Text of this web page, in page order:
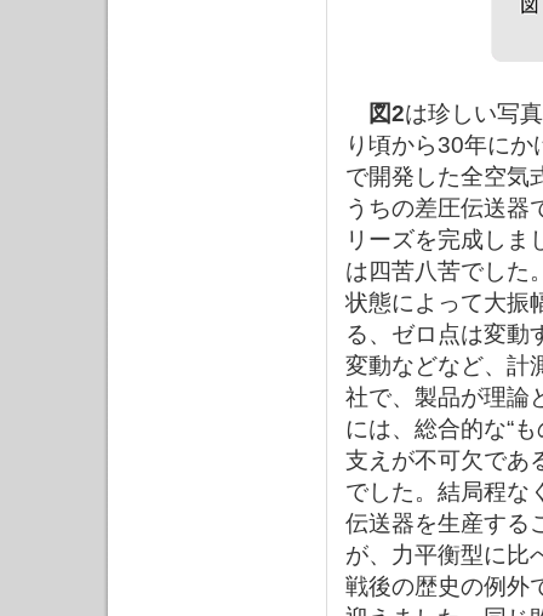
図2は珍しい写
り頃から30年に
で開発した全空気
うちの差圧伝送器
リーズを完成しま
は四苦八苦でした
状態によって大振
る、ゼロ点は変動
変動などなど、計
社で、製品が理論
には、総合的な“
支えが不可欠であ
でした。結局程な
伝送器を生産する
が、力平衡型に比
戦後の歴史の例外